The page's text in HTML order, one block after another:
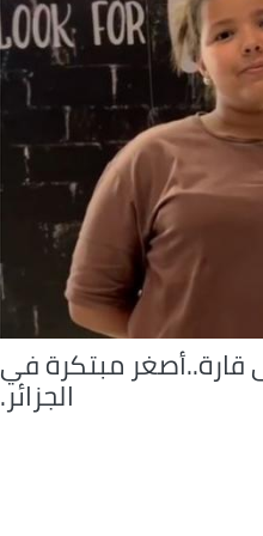
قارة..أصغر مبتكرة في
الجزائر.